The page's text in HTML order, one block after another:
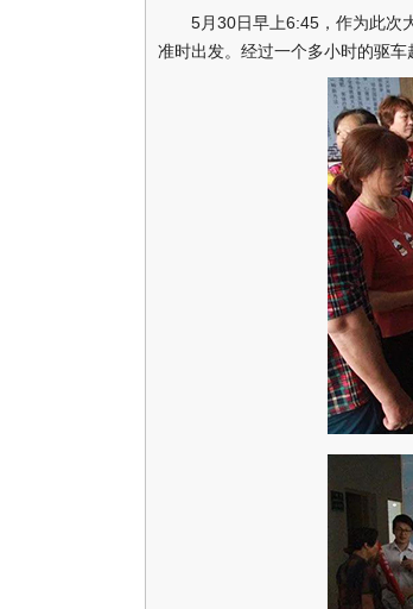
5月30日早上6:45，作为此次大
准时出发。经过一个多小时的驱车